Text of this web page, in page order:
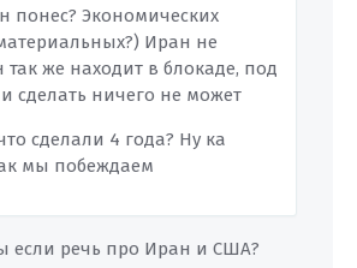
понес? Экономических
Иран не
так же находит в блокаде, под
сделать ничего не может
сделали 4 года? Ну ка
мы побеждаем
если речь про Иран и США?